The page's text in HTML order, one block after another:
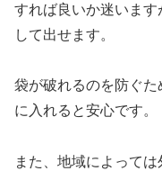
すれば良いか迷いま
して出せます。
袋が破れるのを防ぐ
に入れると安心です。
また、地域によって